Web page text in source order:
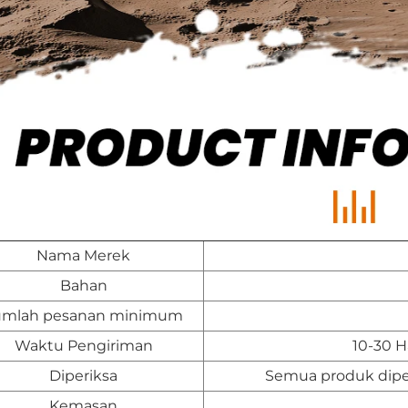
Nama Merek
Bahan
pesanan minimum
Waktu Pengiriman
10-30
Diperiksa
Semua produk